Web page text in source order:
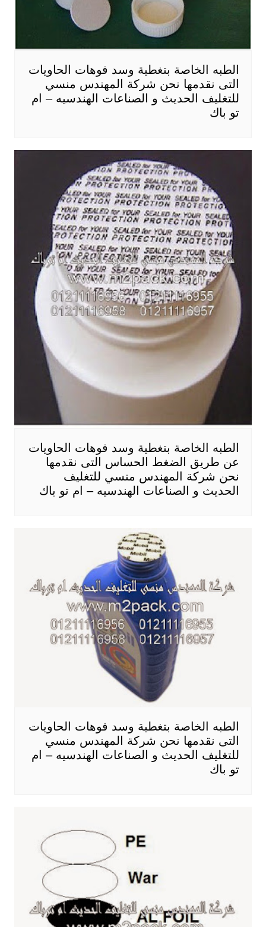
الطبه الخاصة بتغطية وسد فوهات الحاويات
التى نقدمها نحن شركة المهندس منسي
للتغليف الحديث و الصناعات الهندسيه – ام
تو باك
الطبه الخاصة بتغطية وسد فوهات الحاويات
عن طريق الضغط الحساس التى نقدمها
نحن شركة المهندس منسي للتغليف
الحديث و الصناعات الهندسيه – ام تو باك
الطبه الخاصة بتغطية وسد فوهات الحاويات
التى نقدمها نحن شركة المهندس منسي
للتغليف الحديث و الصناعات الهندسيه – ام
تو باك